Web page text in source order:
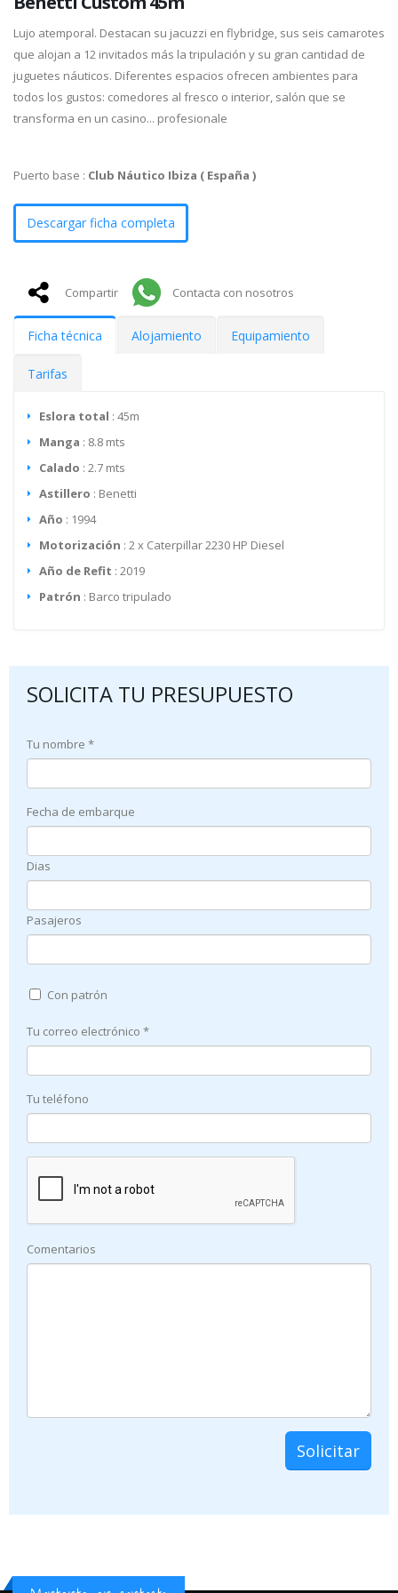
Lujo atemporal. Destacan su jacuzzi en flybridge, sus seis camarotes
que alojan a 12 invitados más la tripulación y su gran cantidad de
juguetes náuticos. Diferentes espacios ofrecen ambientes para
todos los gustos: comedores al fresco o interior, salón que se
transforma en un casino... profesionale
Puerto base : Club Náutico Ibiza ( España )
Descargar ficha completa
Compartir Contacta con nosotros
Ficha técnica Alojamiento Equipamiento
Tarifas
Eslora total : 45m
Manga : 8.8 mts
Calado : 2.7 mts
Astillero : Benetti
Año : 1994
Motorización : 2 x Caterpillar 2230 HP Diesel
Año de Refit : 2019
Patrón : Barco tripulado
SOLICITA TU PRESUPUESTO
Tu nombre *
Fecha de embarque
Dias
Pasajeros
Con patrón
Tu correo electrónico *
Tu teléfono
Comentarios